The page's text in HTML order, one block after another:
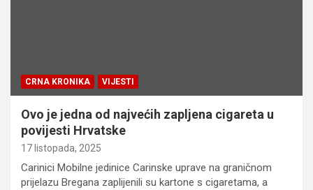
CRNA KRONIKA VIJESTI
Ovo je jedna od najvećih zapljena cigareta u
povijesti Hrvatske
17 listopada, 2025
Carinici Mobilne jedinice Carinske uprave na graničnom
prijelazu Bregana zaplijenili su kartone s cigaretama, a